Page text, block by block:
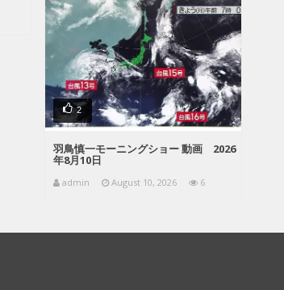
2
羽鳥慎一モーニングショー 動画 2026
年8月10日
admin August 10, 2026 6